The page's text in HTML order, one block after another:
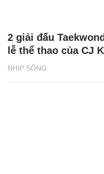
NHỊP SỐNG
2 giải đấu
lễ thể thao của CJ